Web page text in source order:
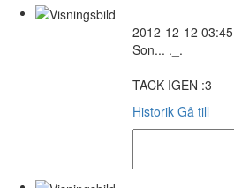
2012-12-12 03:45
Son... ._.
TACK IGEN :3
Historik Gå till